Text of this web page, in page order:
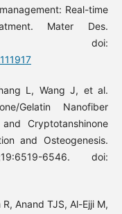
Real-time
Mater Des.
doi:
L, Wang J, et al.
Gelatin Nanofiber
Cryptotanshinone
and Osteogenesis.
6546. doi:
Anand TJS, Al-Ejji M,